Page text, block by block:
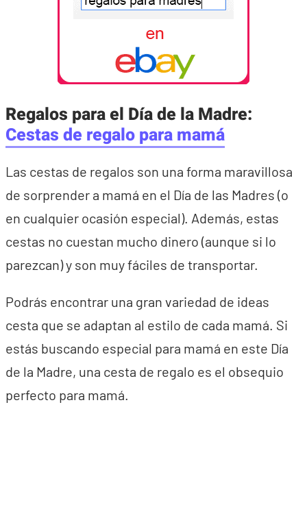
Regalos para el Día de la Madre:
Cestas de regalo para mamá
Las cestas de regalos son una forma maravillosa
de sorprender a mamá en el Día de las Madres (o
en cualquier ocasión especial). Además, estas
cestas no cuestan mucho dinero (aunque si lo
parezcan) y son muy fáciles de transportar.
Podrás encontrar una gran variedad de ideas
cesta que se adaptan al estilo de cada mamá. Si
estás buscando especial para mamá en este Día
de la Madre, una cesta de regalo es el obsequio
perfecto para mamá.